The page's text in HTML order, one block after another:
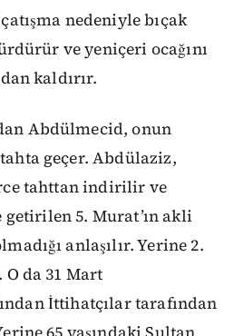
nedeniyle bıçak
ve yeniçeri ocağını
kaldırır.
Abdülmecid, onun
geçer. Abdülaziz,
tahttan indirilir ve
5. Murat’ın akli
anlaşılır. Yerine 2.
da 31 Mart
İttihatçılar tarafından